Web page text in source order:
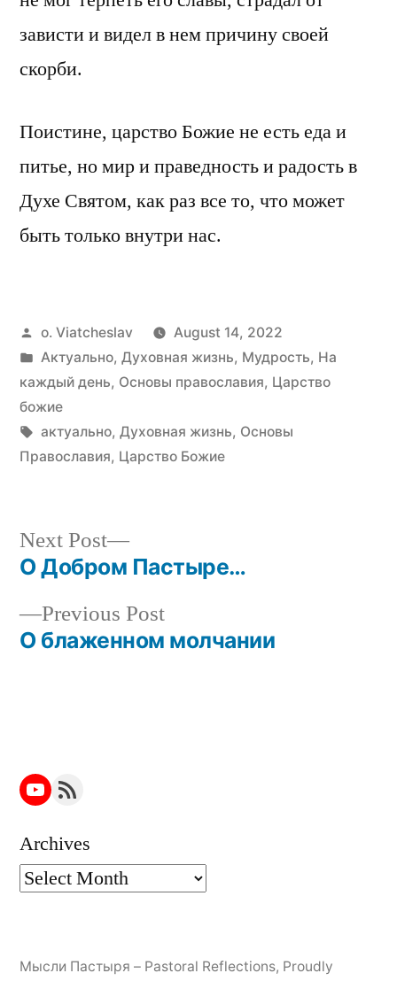
зависти и видел в нем причину своей
скорби.
Поистине, царство Божие не есть еда и
питье, но мир и праведность и радость в
Духе Святом, как раз все то, что может
быть только внутри нас.
Posted
by
o. Viatcheslav
August 14, 2022
Posted
in
Актуально, Духовная жизнь, Мудрость, На
каждый день, Основы православия, Царство
божие
Tags:
актуально, Духовная жизнь, Основы
Православия, Царство Божие
Post
navigation
Previous PostPrevious
post:
О блаженном молчании
Next Post
Next
post:
О Добром Пастыре…
YouTube RSS Feed
Archives
Мысли Пастыря – Pastoral Reflections, Proudly